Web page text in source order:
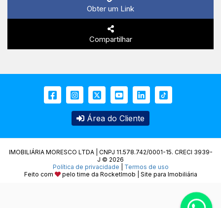
Obter um Link
Compartilhar
Área do Cliente
IMOBILIÁRIA MORESCO LTDA | CNPJ 11.578.742/0001-15. CRECI 3939-
J © 2026
Política de privacidade
Termos de uso
Feito com
pelo time da RocketImob | Site para Imobiliária